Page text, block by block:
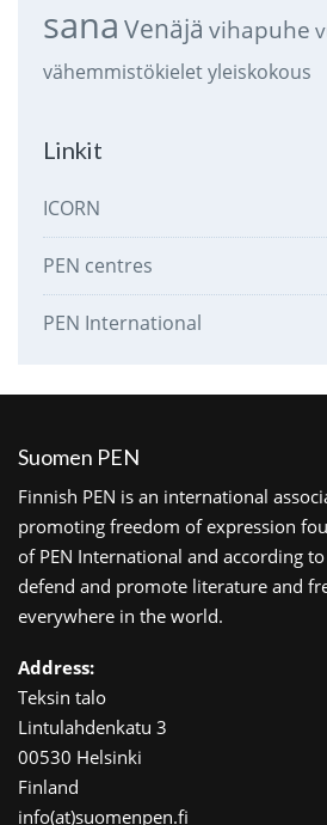
sana Venäjä vihapuhe
vähemmistökieletyleiskokous
Linkit
ICORN
PEN centres
PEN International
Suomen PEN
Finnish PEN is an international
promoting freedom of expression
of PEN International and according
defend and promote literature and
everywhere in the world.
Address:
Teksin talo
Lintulahdenkatu 3
00530 Helsinki
Finland
info(at)suomenpen.fi